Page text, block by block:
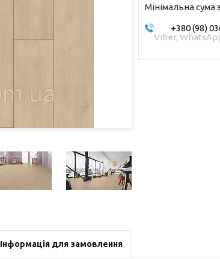
Мінімальна сума
+380 (98)
Viber,
Інформація для замовлення